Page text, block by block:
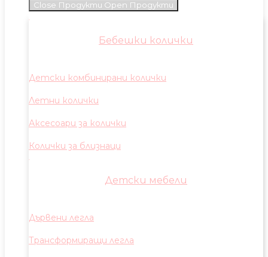
Close Продукти Open Продукти
Бебешки колички
Детски комбинирани колички
Летни колички
Аксесоари за колички
Колички за близнаци
Детски мебели
Дървени легла
Трансформиращи легла